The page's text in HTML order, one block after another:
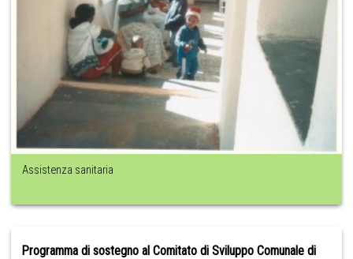
Assistenza sanitaria
Programma di sostegno al Comitato di Sviluppo Comunale di